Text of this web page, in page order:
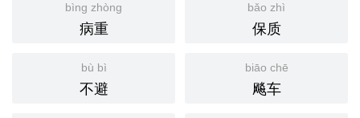
bìng zhòng
病重
bǎo zhì
保质
bù bì
不避
biāo chē
飚车